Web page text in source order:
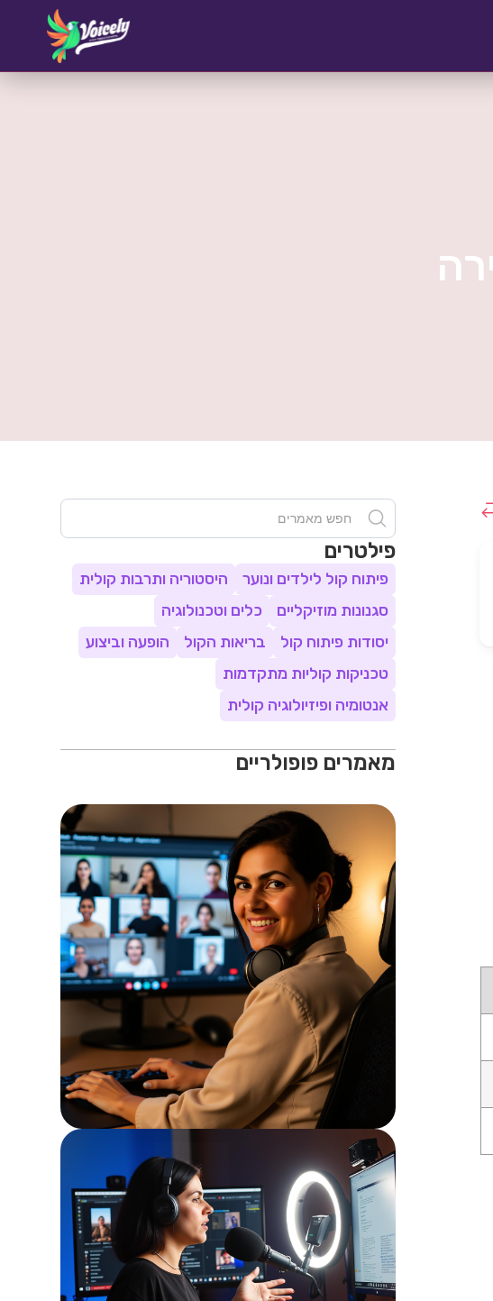
פילטרים
היסטוריה ותרבות קולית
פיתוח קול לילדים ונוער
כלים וטכנולוגיה
סגנונות מוזיקליים
הופעה וביצוע
בריאות הקול
יסודות פיתוח קול
טכניקות קוליות מתקדמות
אנטומיה ופיזיולוגיה קולית
מאמרים פופולריים
קבע שיעור